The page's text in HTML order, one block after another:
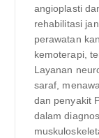
angioplasti
rehabilitasi
perawatan
kemoterapi,
Layanan
saraf,
dan penyakit
dalam